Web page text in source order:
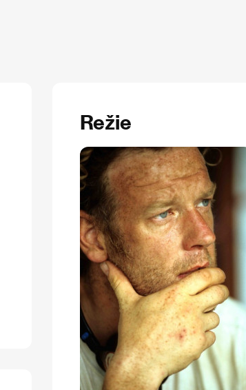
Režie